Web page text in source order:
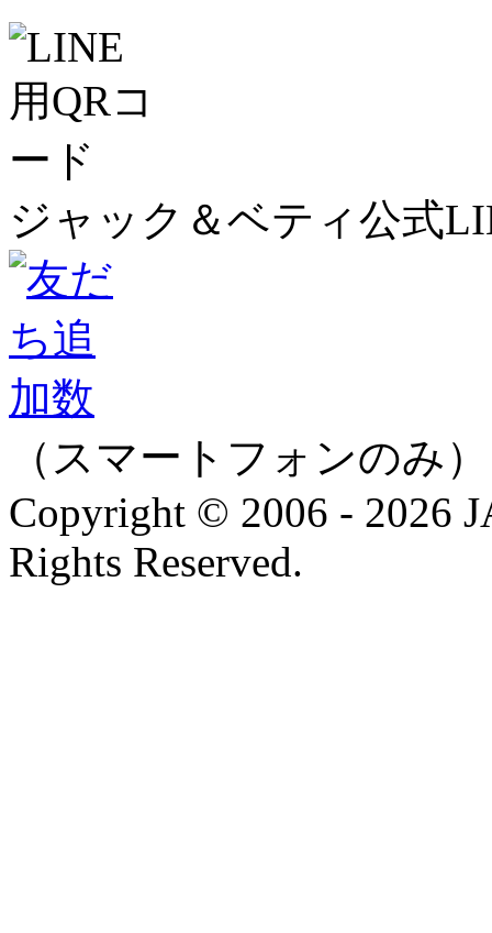
ジャック＆ベティ公式
（スマートフォンのみ）
Copyright © 2006 - 2026
Rights Reserved.